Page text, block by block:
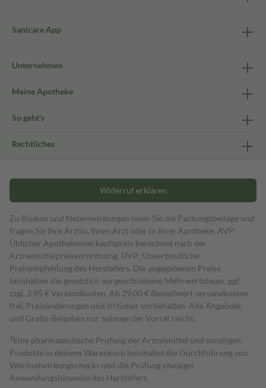
Sanicare App
Unternehmen
Meine Apotheke
So geht's
Rechtliches
Widerruf erklären
Zu Risiken und Nebenwirkungen lesen Sie die Packungsbeilage und
fragen Sie Ihre Ärztin, Ihren Arzt oder in Ihrer Apotheke. AVP:
Üblicher Apothekenverkaufspreis berechnet nach der
Arzneimittelpreisverordnung. UVP: Unverbindliche
Preisempfehlung des Herstellers. Die angegebenen Preise
beinhalten die gesetzlich vorgeschriebene Mehrwertsteuer, ggf.
zzgl. 3,95 € Versandkosten. Ab 29,00 € Bestell­wert versand­kosten­
frei. Preisänderungen und Irrtümer vorbehalten. Alle Angebote
und Gratis-Beigaben nur solange der Vorrat reicht.
1 Eine pharmazeutische Prüfung der Arzneimittel und sonstigen
Produkte in deinem Warenkorb beinhaltet die Durchführung von
Wechselwirkungschecks und die Prüfung etwaiger
Anwendungshinweise des Herstellers.